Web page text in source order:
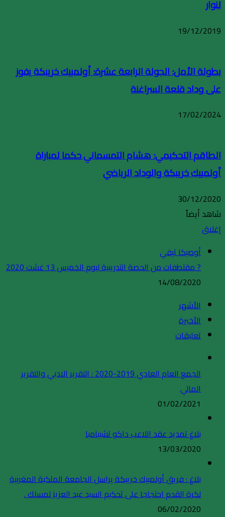
لنوار
19/12/2019
بطولة الأمل: الجولة الرابعة عشرة: أولمبيك خريبكة يفوز
على وداد قلعة السراغنة
17/02/2024
الطاقم التحكيمي: هشام التمسماني حكما لمباراة
أولمبيك خريبكة والوداد الرياضي
30/12/2020
شاهد أيضاً
إغلاق
أوصيكا تيفي
? مقتطفات من الحصة التدريبية ليوم الخميس 13 غشت 2020
14/08/2020
الأشهر
الأخيرة
تعليقات
الجمع العام العادي 2019-2020 : التقرير الادبي والتقرير
المالي
01/02/2021
بلاغ تمديد عقد اللاعب داكو تشيبامبا
13/03/2020
بلاغ : فريق أولمبيك خريبكة يراسل الجامعة الملكية المغربية
لكرة القدم احتجاجا على تحكيم السيد عبد العزيز لمسلك .
06/02/2020